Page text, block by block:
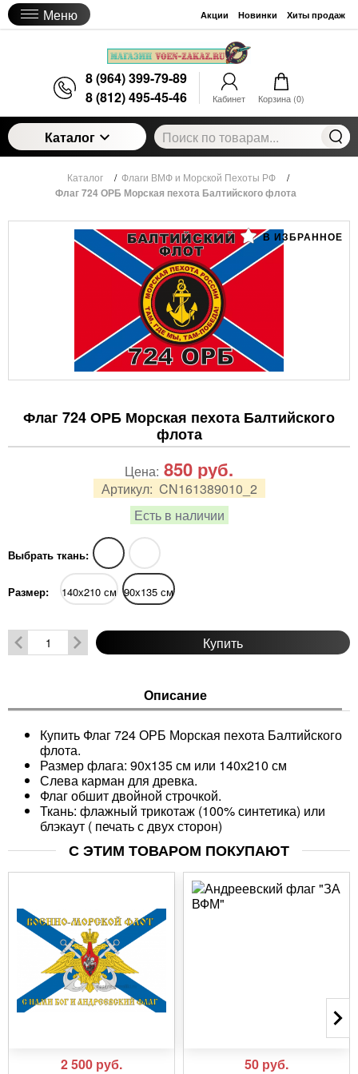
Меню Акции Новинки Хиты продаж
8 (964) 399-79-89
8 (812) 495-45-46
Кабинет Корзина (0)
Каталог
Каталог / Флаги ВМФ и Морской Пехоты РФ /
Флаг 724 ОРБ Морская пехота Балтийского флота
В ИЗБРАННОЕ
Флаг 724 ОРБ Морская пехота Балтийского
флота
Артикул: CN161389010_2
Есть в наличии
Цена: 850 руб.
Выбрать ткань:
Размер: 140х210 см 90х135 см
Купить
Описание
Купить Флаг 724 ОРБ Морская пехота Балтийского
флота.
Размер флага: 90х135 см или 140х210 см
Слева карман для древка.
Флаг обшит двойной строчкой.
Ткань: флажный трикотаж (100% синтетика) или
блэкаут ( печать с двух сторон)
С ЭТИМ ТОВАРОМ ПОКУПАЮТ
2 500 руб. 50 руб.